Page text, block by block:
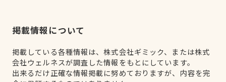
掲載情報について
掲載している各種情報は、株式会社ギミック、または株式
会社ウェルネスが調査した情報をもとにしています。
出来るだけ正確な情報掲載に努めておりますが、内容を完